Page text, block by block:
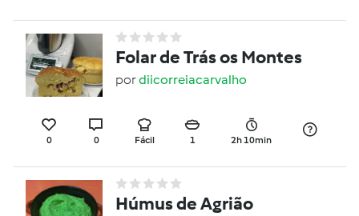
Folar de Trás os Montes
pordiicorreiacarvalho
0 0 Fácil 1 2h 10min
Húmus de Agrião